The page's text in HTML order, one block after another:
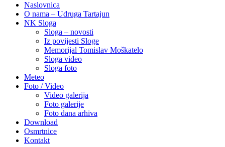
Naslovnica
O nama – Udruga Tartajun
NK Sloga
Sloga – novosti
Iz povijesti Sloge
Memorijal Tomislav Moškatelo
Sloga video
Sloga foto
Meteo
Foto / Video
Video galerija
Foto galerije
Foto dana arhiva
Download
Osmrtnice
Kontakt